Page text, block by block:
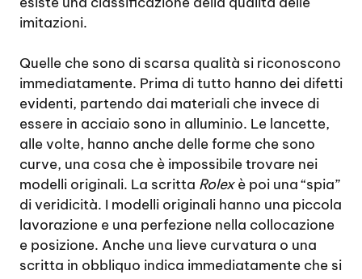
imitazioni.
Quelle che sono di scarsa qualità si riconoscono
immediatamente. Prima di tutto hanno dei difetti
evidenti, partendo dai materiali che invece di
essere in acciaio sono in alluminio. Le lancette,
alle volte, hanno anche delle forme che sono
curve, una cosa che è impossibile trovare nei
modelli originali. La scritta Rolexè poi una “spia”
di veridicità. I modelli originali hanno una piccola
lavorazione e una perfezione nella collocazione
e posizione. Anche una lieve curvatura o una
scritta in obbliquo indica immediatamente che si